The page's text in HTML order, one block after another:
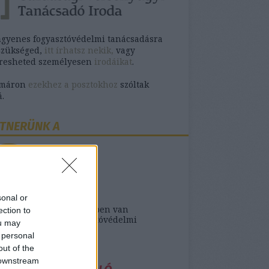
or
to
may
of the
fogyasztóvédelmi tanácsadásra
itt írhatsz nekik, vagy
személyesen irodáikat.
ezekhez a posztokhoz szóltak
A
vagy biztosító ügyben van
ingyenes fogyasztóvédelmi
itt találod őket